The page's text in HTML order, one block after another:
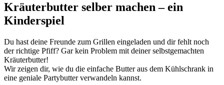
Kräuterbutter selber machen – ein
Kinderspiel
Du hast deine Freunde zum Grillen eingeladen und dir fehlt noch
der richtige Pfiff? Gar kein Problem mit deiner selbstgemachten
Kräuterbutter!
Wir zeigen dir, wie du die einfache Butter aus dem Kühlschrank in
eine geniale Partybutter verwandeln kannst.